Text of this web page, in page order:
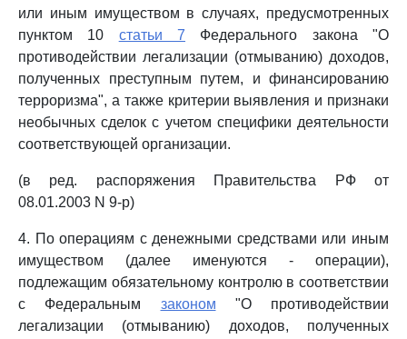
или иным имуществом в случаях, предусмотренных
пунктом 10 статьи 7 Федерального закона "О
противодействии легализации (отмыванию) доходов,
полученных преступным путем, и финансированию
терроризма", а также критерии выявления и признаки
необычных сделок с учетом специфики деятельности
соответствующей организации.
(в ред. распоряжения Правительства РФ от
08.01.2003 N 9-р)
4. По операциям с денежными средствами или иным
имуществом (далее именуются - операции),
подлежащим обязательному контролю в соответствии
с Федеральным законом "О противодействии
легализации (отмыванию) доходов, полученных